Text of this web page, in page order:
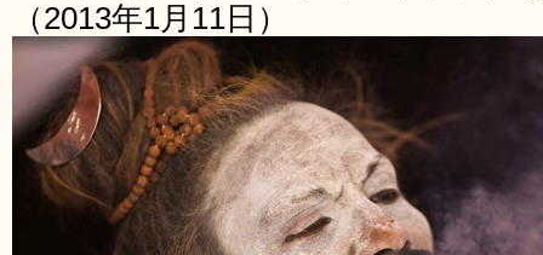
（2013年1月11日）